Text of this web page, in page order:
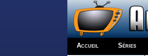
Accueil Séries